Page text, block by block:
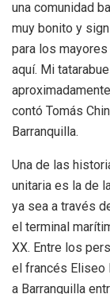
una comunidad
muy bonito y
para los
aquí. Mi
contó Tomás
Barranquilla.
Una de las
unitaria es la de
ya sea a través
el terminal
XX. Entre los
el francés Eliseo
a Barranquilla